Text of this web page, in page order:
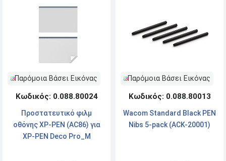
Παρόμοια Βάσει Εικόνας
Κωδικός: 0.088.80024
Προστατευτικό φιλμ
οθόνης XP-PEN (AC86) για
XP-PEN Deco Pro_M
Παρόμοια Βάσει Εικόνας
Κωδικός: 0.088.80013
Wacom Standard Black PEN
Nibs 5-pack (ACK-20001)